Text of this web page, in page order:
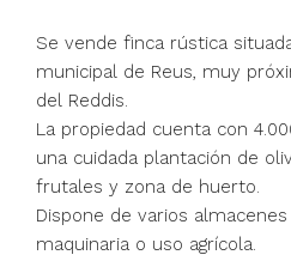
Se vende finca rústica
municipal de Reus, muy
del Reddis.
La propiedad cuenta con
una cuidada plantación de
frutales y zona de huerto.
Dispone de varios
maquinaria o uso agrícola.